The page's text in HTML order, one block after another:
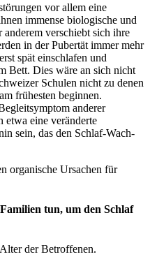
vor allem eine
immense biologische und
verschiebt sich ihre
in der Pubertät immer mehr
spät einschlafen und
Bett. Dies wäre an sich nicht
Schulen nicht zu denen
frühesten beginnen.
anderer
etwa eine veränderte
sein, das den Schlaf-Wach-
organische Ursachen für
tun, um den Schlaf
der Betroffenen.